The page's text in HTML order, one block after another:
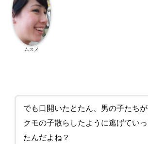
ムスメ
でも口開いたとたん、男の子たちが
クモの子散らしたように逃げていっ
たんだよね？